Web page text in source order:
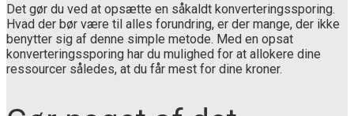
Det gør du ved at opsætte en såkaldt konverteringssporing.
Hvad der bør være til alles forundring, er der mange, der ikke
benytter sig af denne simple metode. Med en opsat
konverteringssporing har du mulighed for at allokere dine
ressourcer således, at du får mest for dine kroner.